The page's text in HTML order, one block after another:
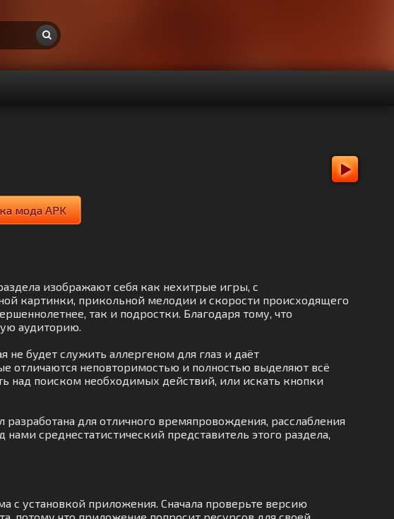
мода APK
изображают себя как нехитрые игры, с
картинки, прикольной мелодии и скорости происходящего
так и подростки. Благодаря тому, что
аудиторию.
не будет служить аллергеном для глаз и даёт
отличаются неповторимостью и полностью выделяют всё
над поиском необходимых действий, или искать кнопки
для отличного времяпровождения, расслабления
среднестатистический представитель этого раздела,
с установкой приложения. Сначала проверьте версию